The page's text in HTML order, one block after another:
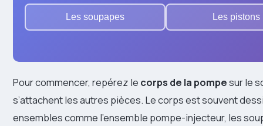
Les soupapes Les pistons
Pour commencer, repérez le corps de la pompesur le
s’attachent les autres pièces. Le corps est souvent
ensembles comme l’ensemble pompe-injecteur, les